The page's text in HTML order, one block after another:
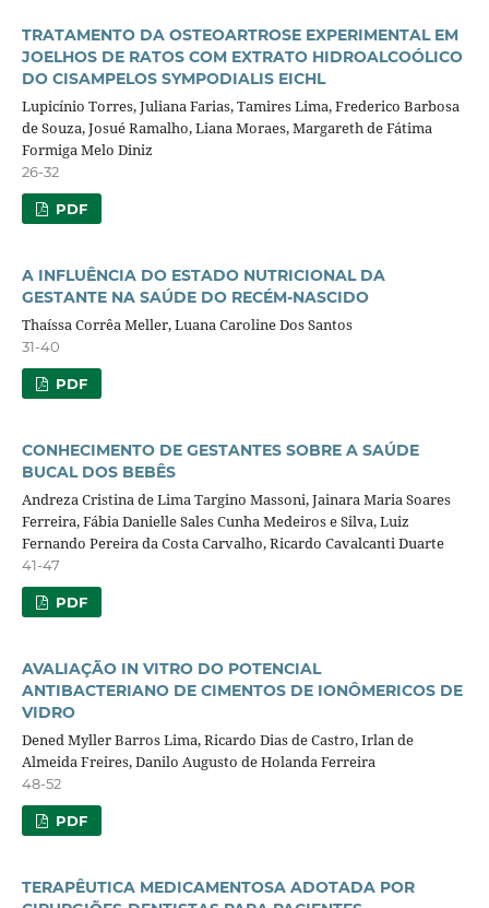
TRATAMENTO DA OSTEOARTROSE EXPERIMENTAL EM
JOELHOS DE RATOS COM EXTRATO HIDROALCOÓLICO
DO CISAMPELOS SYMPODIALIS EICHL
Lupicínio Torres, Juliana Farias, Tamires Lima, Frederico Barbosa
de Souza, Josué Ramalho, Liana Moraes, Margareth de Fátima
Formiga Melo Diniz
26-32
PDF
A INFLUÊNCIA DO ESTADO NUTRICIONAL DA
GESTANTE NA SAÚDE DO RECÉM-NASCIDO
Thaíssa Corrêa Meller, Luana Caroline Dos Santos
31-40
PDF
CONHECIMENTO DE GESTANTES SOBRE A SAÚDE
BUCAL DOS BEBÊS
Andreza Cristina de Lima Targino Massoni, Jainara Maria Soares
Ferreira, Fábia Danielle Sales Cunha Medeiros e Silva, Luiz
Fernando Pereira da Costa Carvalho, Ricardo Cavalcanti Duarte
41-47
PDF
AVALIAÇÃO IN VITRO DO POTENCIAL
ANTIBACTERIANO DE CIMENTOS DE IONÔMERICOS DE
VIDRO
Dened Myller Barros Lima, Ricardo Dias de Castro, Irlan de
Almeida Freires, Danilo Augusto de Holanda Ferreira
48-52
PDF
TERAPÊUTICA MEDICAMENTOSA ADOTADA POR